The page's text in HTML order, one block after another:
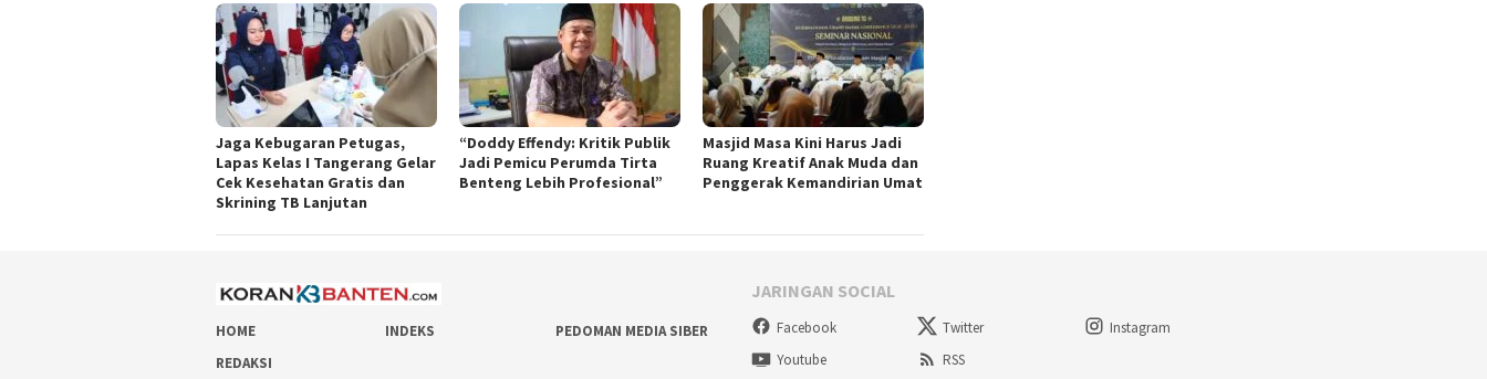
Jaga Kebugaran Petugas,
Lapas Kelas I Tangerang Gelar
Cek Kesehatan Gratis dan
Skrining TB Lanjutan
“Doddy Effendy: Kritik Publik
Jadi Pemicu Perumda Tirta
Benteng Lebih Profesional”
Masjid Masa Kini Harus Jadi
Ruang Kreatif Anak Muda dan
Penggerak Kemandirian Umat
HOME INDEKS
PEDOMAN MEDIA SIBER
REDAKSI
JARINGAN SOCIAL
Facebook Twitter
Instagram
Youtube
RSS